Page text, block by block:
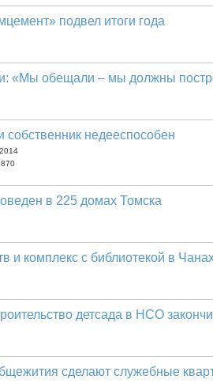
подвел итоги года
«Мы обещали – мы должны
собственник недееспособен
в 225 домах Томска
и комплекс с библиотекой в
детсада в НСО
сделают служебные